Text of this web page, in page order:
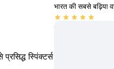
स्पिंक्टर्स
भारत की सबसे बढ़िया
star star star star star